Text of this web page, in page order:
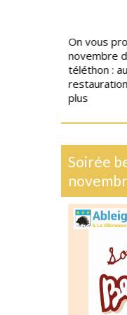
On vous
novembre
téléthon :
plus
Soirée